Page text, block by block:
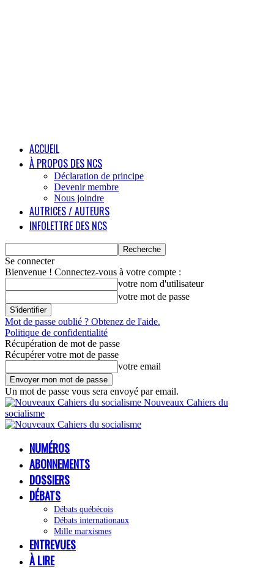
ACCUEIL
À PROPOS DES NCS
Déclaration de principe
Devenir membre
Nous joindre
AUTRICES / AUTEURS
INFOLETTRE DES NCS
Se connecter
Bienvenue ! Connectez-vous à votre compte :
votre nom d'utilisateur
votre mot de passe
Mot de passe oublié ? Obtenez de l'aide.
Politique de confidentialité
Récupération de mot de passe
Récupérer votre mot de passe
votre email
Un mot de passe vous sera envoyé par email.
Nouveaux Cahiers du
socialisme
NUMÉROS
ABONNEMENTS
DOSSIERS
DÉBATS
Débats québécois
Débats internationaux
Mille marxismes
ENTREVUES
À LIRE